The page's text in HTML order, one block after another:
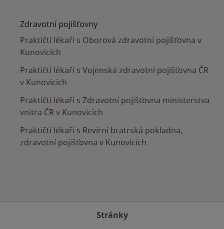
Zdravotní pojišťovny
Praktičtí lékaři s Oborová zdravotní pojišťovna v
Kunovicích
Praktičtí lékaři s Vojenská zdravotní pojišťovna ČR
v Kunovicích
Praktičtí lékaři s Zdravotní pojišťovna ministerstva
vnitra ČR v Kunovicích
Praktičtí lékaři s Revírní bratrská pokladna,
zdravotní pojišťovna v Kunovicích
Stránky